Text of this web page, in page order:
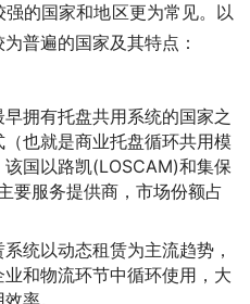
的国家和地区更为常见。以
普遍的国家及其特点：
拥有托盘共用系统的国家之
也就是商业托盘循环共用模
国以路凯(LOSCAM)和集保
要服务提供商，市场份额占
统以动态租赁为主流趋势，
和物流环节中循环使用，大
率。